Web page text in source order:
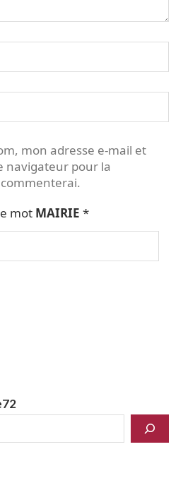
mon adresse e-mail et
navigateur pour la
mot MAIRIE *